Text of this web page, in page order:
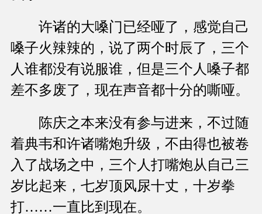
许诸的大嗓门已经哑了，感觉自己
嗓子火辣辣的，说了两个时辰了，三个
人谁都没有说服谁，但是三个人嗓子都
差不多废了，现在声音都十分的嘶哑。
陈庆之本来没有参与进来，不过随
着典韦和许诸嘴炮升级，不由得也被卷
入了战场之中，三个人打嘴炮从自己三
岁比起来，七岁顶风尿十丈，十岁拳
打……一直比到现在。